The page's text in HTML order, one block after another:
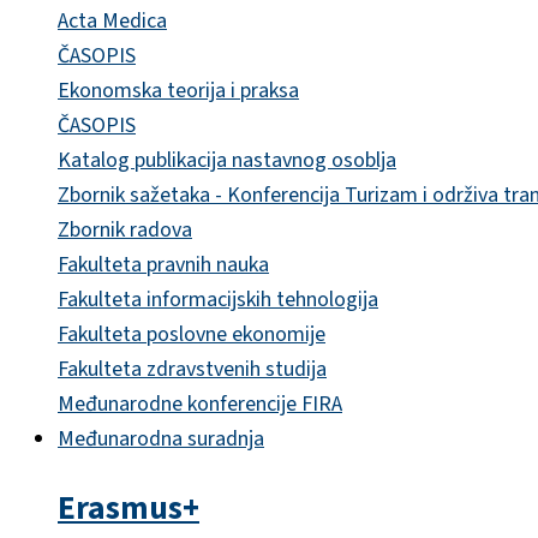
Acta Medica
ČASOPIS
Ekonomska teorija i praksa
ČASOPIS
Katalog publikacija nastavnog osoblja
Zbornik sažetaka - Konferencija Turizam i održiva
Zbornik radova
Fakulteta pravnih nauka
Fakulteta informacijskih tehnologija
Fakulteta poslovne ekonomije
Fakulteta zdravstvenih studija
Međunarodne konferencije FIRA
Međunarodna suradnja
Erasmus+